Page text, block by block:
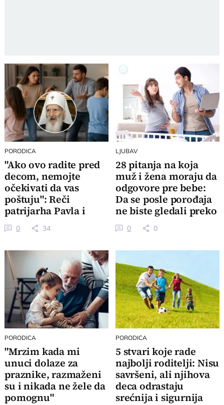
PORODICA
"Ako ovo radite pred
decom, nemojte
očekivati da vas
poštuju": Reči
patrijarha Pavla i
danas bole
0 34
LJUBAV
28 pitanja na koja
muž i žena moraju da
odgovore pre bebe:
Da se posle porođaja
ne biste gledali preko
nišana
0 0
PORODICA
"Mrzim kada mi
unuci dolaze za
praznike, razmaženi
su i nikada ne žele da
pomognu"
PORODICA
5 stvari koje rade
najbolji roditelji: Nisu
savršeni, ali njihova
deca odrastaju
srećnija i sigurnija